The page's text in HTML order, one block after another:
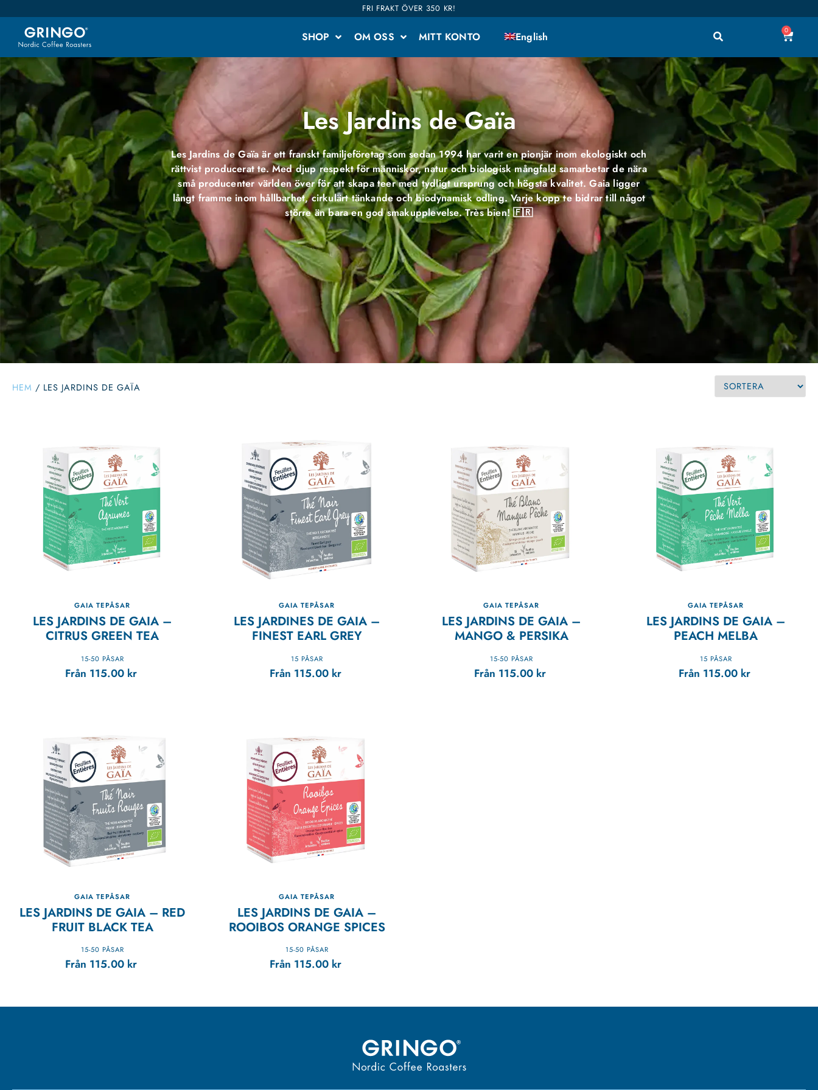
FRI FRAKT ÖVER 350 KR!
SHOP OM OSS MITT KONTO English 0
Les Jardins de Gaïa
Les Jardins de Gaïa är ett franskt familjeföretag som sedan 1994 har varit en pionjär inom ekologiskt och
rättvist producerat te. Med djup respekt för människor, natur och biologisk mångfald samarbetar de nära
små producenter världen över för att skapa teer med tydligt ursprung och högsta kvalitet. Gaia ligger
långt framme inom hållbarhet, cirkulärt tänkande och biodynamisk odling. Varje kopp te bidrar till något
större än bara en god smakupplevelse. Très bien! 🇫🇷
HEM / LES JARDINS DE GAÏA
GAIA TEPÅSAR
LES JARDINS DE GAIA –
CITRUS GREEN TEA
15-50 PÅSAR
Från 115.00 kr
GAIA TEPÅSAR
LES JARDINES DE GAIA –
FINEST EARL GREY
15 PÅSAR
Från 115.00 kr
GAIA TEPÅSAR
LES JARDINS DE GAIA –
MANGO & PERSIKA
15-50 PÅSAR
Från 115.00 kr
GAIA TEPÅSAR
LES JARDINS DE GAIA –
PEACH MELBA
15 PÅSAR
Från 115.00 kr
GAIA TEPÅSAR
LES JARDINS DE GAIA – RED
FRUIT BLACK TEA
15-50 PÅSAR
Från 115.00 kr
GAIA TEPÅSAR
LES JARDINS DE GAIA –
ROOIBOS ORANGE SPICES
15-50 PÅSAR
Från 115.00 kr